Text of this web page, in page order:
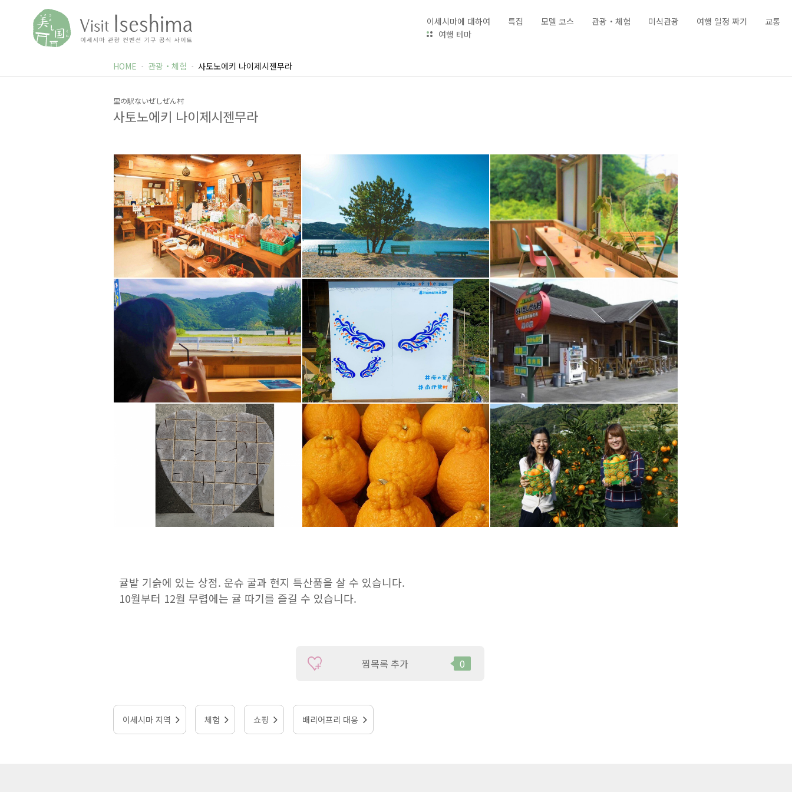
이세시마에 대하여 특집 모델 코스 관광・체험 미식관광 여행 일정 짜기
교통
여행 테마
HOME 관광・체험 사토노에키 나이제시젠무라
里の駅ないぜしぜん村
사토노에키 나이제시젠무라
귤밭 기슭에 있는 상점. 운슈 굴과 현지 특산품을 살 수 있습니다.
10월부터 12월 무렵에는 귤 따기를 즐길 수 있습니다.
찜목록 추가 0
이세시마 지역 체험 쇼핑 배리어프리 대응